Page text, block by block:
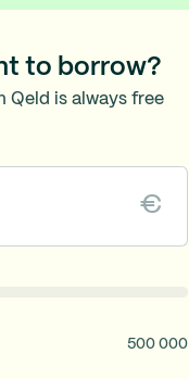
to borrow?
Qeld is always free
€
500 000